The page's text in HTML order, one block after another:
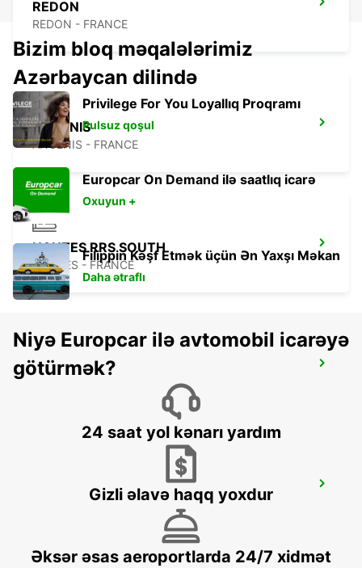
REDON
REDON - FRANCE
ANCENIS
ANCENIS - FRANCE
NANTES RRS SOUTH
NANTES - FRANCE
NANTES CENTRE
NANTES - CHANTENAY
NANTES - FRANCE
Bizim bloq məqalələrimiz
Azərbaycan dilində
Privilege For You Loyallıq Proqramı
Pulsuz qoşul
Europcar On Demand ilə saatlıq icarə
Oxuyun +
Filippin Kəşf Etmək üçün Ən Yaxşı Məkan
Daha ətraflı
Niyə Europcar ilə avtomobil icarəyə
götürmək?
24 saat yol kənarı yardım
Gizli əlavə haqq yoxdur
Əksər əsas aeroportlarda 24/7 xidmət